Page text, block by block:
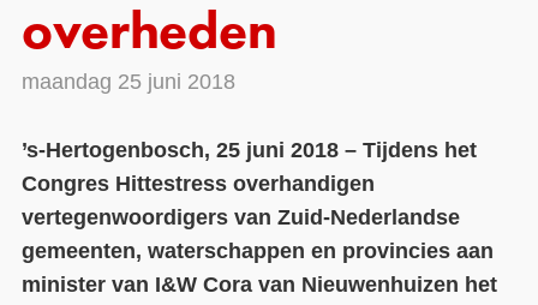
overheden
maandag 25 juni 2018
’s-Hertogenbosch, 25 juni 2018 – Tijdens het
Congres Hittestress overhandigen
vertegenwoordigers van Zuid-Nederlandse
gemeenten, waterschappen en provincies aan
minister van I&W Cora van Nieuwenhuizen het
Over ons